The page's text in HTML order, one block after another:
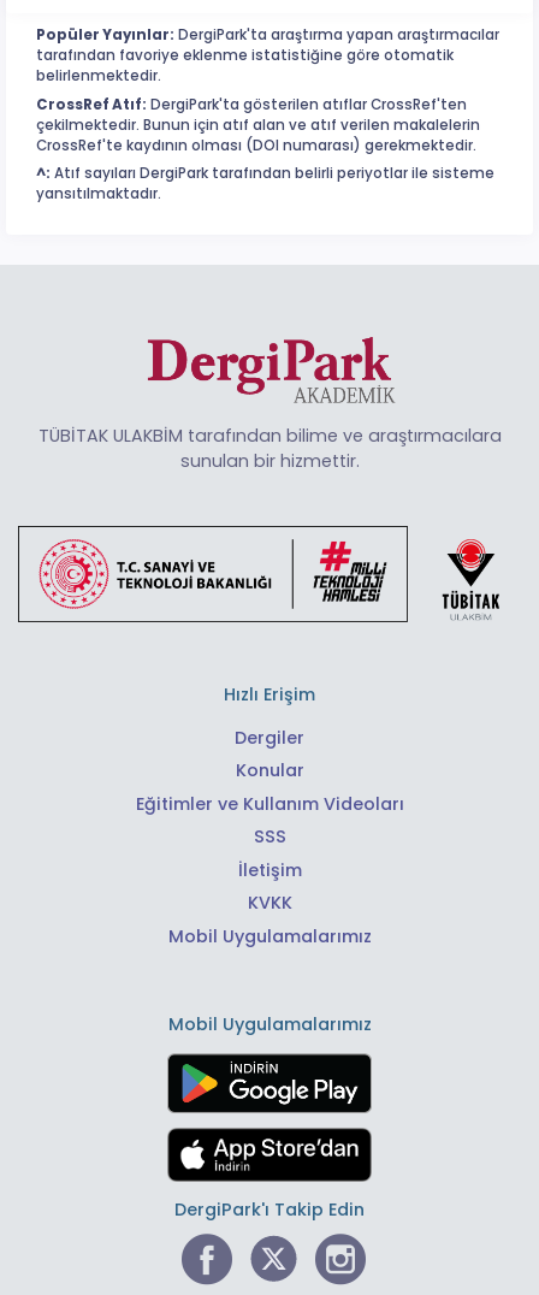
Popüler Yayınlar: DergiPark'ta araştırma yapan araştırmacılar
tarafından favoriye eklenme istatistiğine göre otomatik
belirlenmektedir.
CrossRef Atıf: DergiPark'ta gösterilen atıflar CrossRef'ten
çekilmektedir. Bunun için atıf alan ve atıf verilen makalelerin
CrossRef'te kaydının olması (DOI numarası) gerekmektedir.
^: Atıf sayıları DergiPark tarafından belirli periyotlar ile sisteme
yansıtılmaktadır.
TÜBİTAK ULAKBİM tarafından bilime ve araştırmacılara
sunulan bir hizmettir.
Hızlı Erişim
Dergiler
Konular
Eğitimler ve Kullanım Videoları
SSS
İletişim
KVKK
Mobil Uygulamalarımız
Mobil Uygulamalarımız
DergiPark'ı Takip Edin